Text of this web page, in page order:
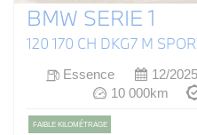
BMW SERIE 1
120 170 CH DKG7 M
Essence 12/2025
10 000km
FAIBLE KILOMÉTRAGE